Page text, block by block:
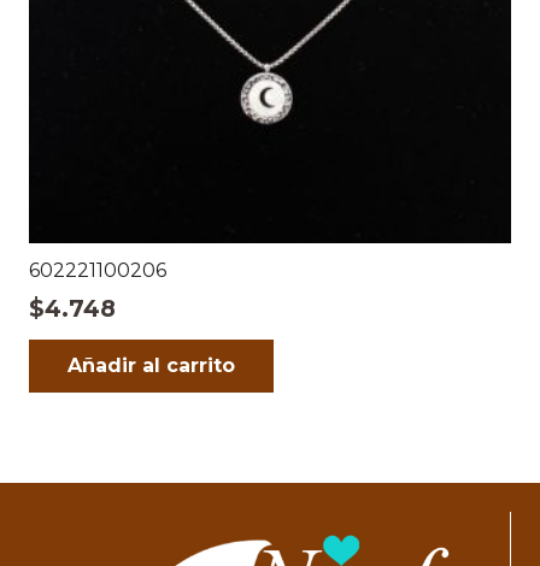
602221100206
$4.748
Añadir al carrito